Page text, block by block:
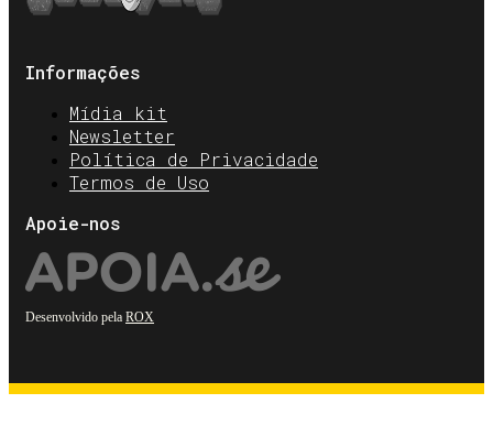
Informações
Mídia kit
Newsletter
Política de Privacidade
Termos de Uso
Apoie-nos
Desenvolvido pela ROX